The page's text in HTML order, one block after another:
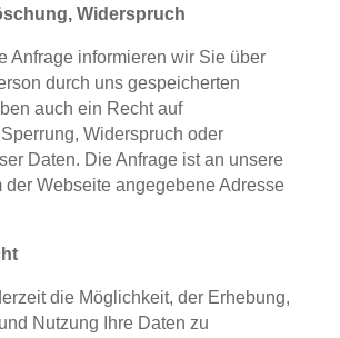
Widerspruch
Anfrage informieren wir Sie über
durch uns gespeicherten
auch ein Recht auf
Widerspruch oder
Daten. Die Anfrage ist an unsere
der Webseite angegebene Adresse
die Möglichkeit, der Erhebung,
Nutzung Ihre Daten zu